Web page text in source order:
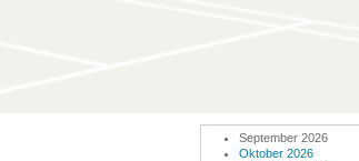
September 2026
Oktober 2026